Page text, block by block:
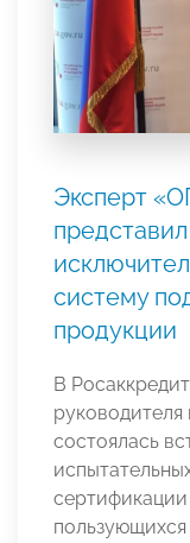
Эксперт
систему
продукции
В
руководителя
состоялась